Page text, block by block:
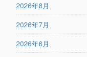
2026年8月
2026年7月
2026年6月